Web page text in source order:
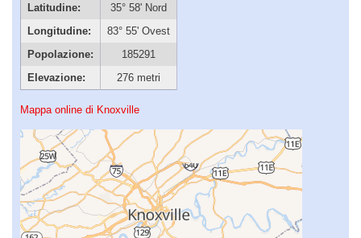
Latitudine:
35° 58' Nord
Longitudine:
83° 55' Ovest
Popolazione:
185291
Elevazione:
276 metri
Mappa online di Knoxville